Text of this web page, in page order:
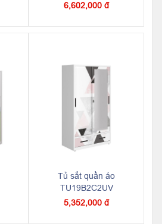
6,602,000 đ
Tủ sắt quần áo
TU19B2C2UV
5,352,000 đ